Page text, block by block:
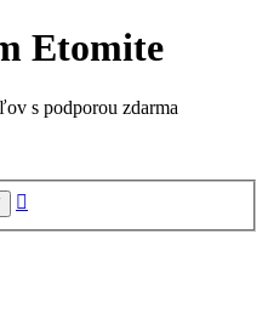
Etomite
s podporou zdarma
Hľadať